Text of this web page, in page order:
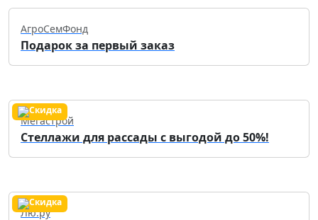
АгроСемФонд
Подарок за первый заказ
Мегастрой
Стеллажи для рассады с выгодой до 50%!
Лю.ру